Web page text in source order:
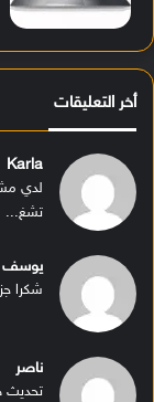
أخر التعليقات
Karla
لدي
تشغ...
يوسف
شكرا
ناصر
تحديث